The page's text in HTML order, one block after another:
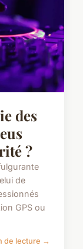
des
?
de
GPS ou
de lecture →